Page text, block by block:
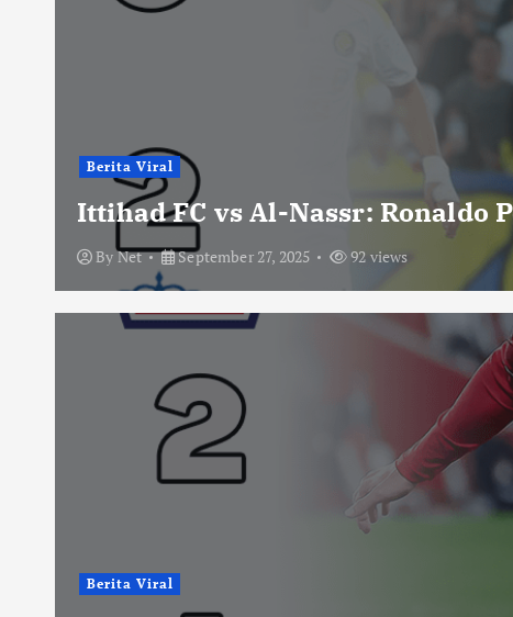
Berita Viral
Ittihad FC vs Al-Nassr: Ronaldo
ByNet September 27, 2025 92 views
Berita Viral